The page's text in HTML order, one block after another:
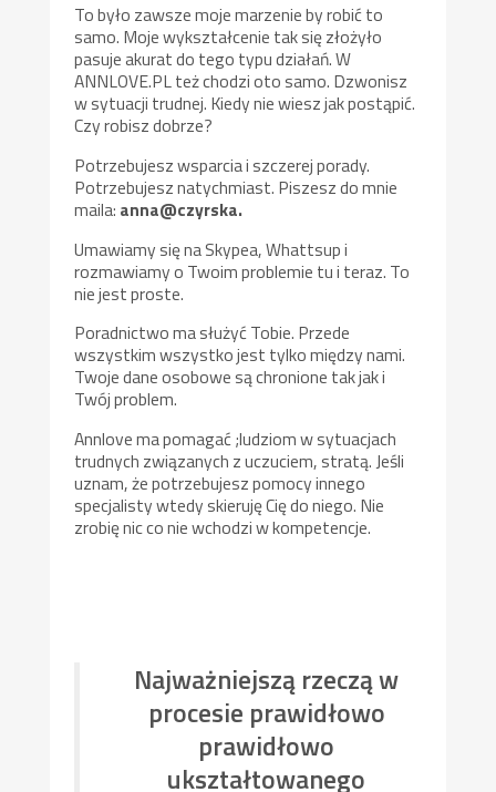
To było zawsze moje marzenie by robić to
samo. Moje wykształcenie tak się złożyło
pasuje akurat do tego typu działań. W
ANNLOVE.PL też chodzi oto samo. Dzwonisz
w sytuacji trudnej. Kiedy nie wiesz jak postąpić.
Czy robisz dobrze?
Potrzebujesz wsparcia i szczerej porady.
Potrzebujesz natychmiast. Piszesz do mnie
maila: anna@czyrska.
Umawiamy się na Skypea, Whattsup i
rozmawiamy o Twoim problemie tu i teraz. To
nie jest proste.
Poradnictwo ma służyć Tobie. Przede
wszystkim wszystko jest tylko między nami.
Twoje dane osobowe są chronione tak jak i
Twój problem.
Annlove ma pomagać ;ludziom w sytuacjach
trudnych związanych z uczuciem, stratą. Jeśli
uznam, że potrzebujesz pomocy innego
specjalisty wtedy skieruję Cię do niego. Nie
zrobię nic co nie wchodzi w kompetencje.
Najważniejszą rzeczą w
procesie prawidłowo
prawidłowo
ukształtowanego